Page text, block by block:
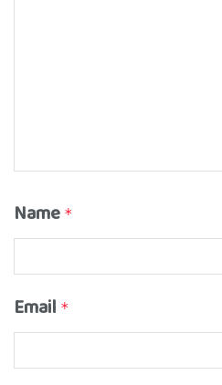
Name *
Email *